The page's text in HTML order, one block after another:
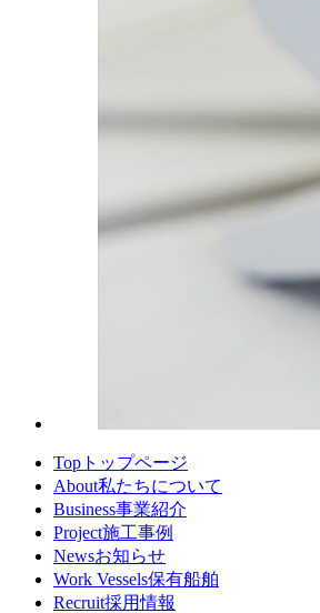
Top トップページ
About私たちについて
Business事業紹介
Project施工事例
Newsお知らせ
Work Vessels保有船舶
Recruit採用情報